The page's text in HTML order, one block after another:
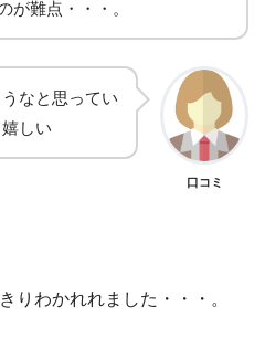
が難点・・・。
なと思ってい
しい
口コミ
りわかれれました・・・。